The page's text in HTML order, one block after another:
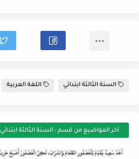
السنة الثالثة ابتدائي اللغة العربية
أخر المواضيع من قسم : السنة الثالثة ابتدائي